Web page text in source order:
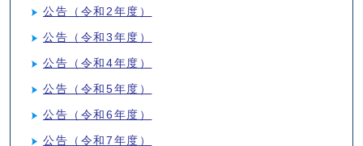
公告（令和2年度）
公告（令和3年度）
公告（令和4年度）
公告（令和5年度）
公告（令和6年度）
公告（令和7年度）